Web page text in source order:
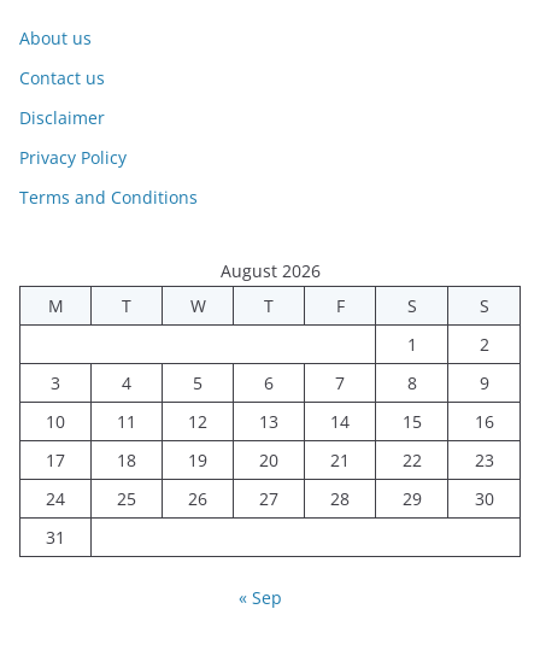
About us
Contact us
Disclaimer
Privacy Policy
Terms and Conditions
August 2026
M
T W T F S
S
1
2
3
4 5 6 7 8
9
10
11 12 13 14 15
16
17
18 19 20 21 22
23
24
25 26 27 28 29
30
31
« Sep